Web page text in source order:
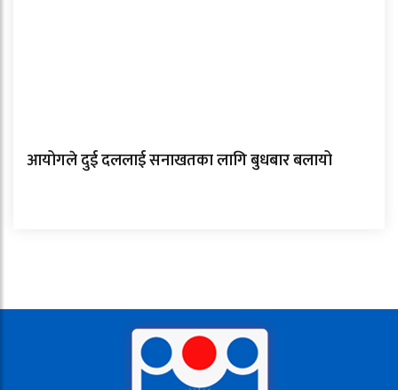
आयोगले दुई दललाई सनाखतका लागि बुधबार बलायो